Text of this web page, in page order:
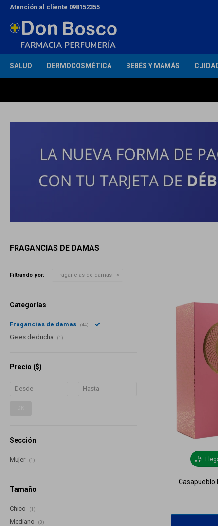
SALUD DERMOCOSMÉTICA BEBÉS Y MAMÁS
Atención al cliente 098152355
FRAGANCIAS DE DAMAS
Filtrando por: Fragancias de damas
Casapueblo
Categorías
Fragancias de damas (44)
Geles de ducha (1)
Precio ($)
Sección
Mujer (1)
Tamaño
Chico (1)
Mediano (3)